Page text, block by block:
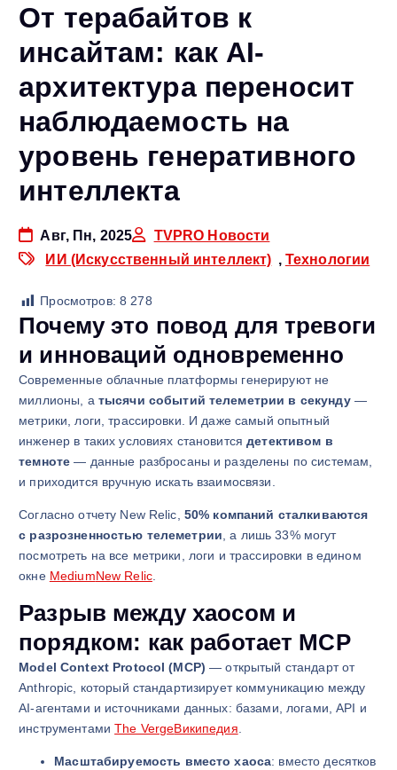
От терабайтов к
инсайтам: как AI-
архитектура переносит
наблюдаемость на
уровень генеративного
интеллекта
Авг, Пн, 2025
TVPRO Новости
ИИ (Искусственный интеллект) , Технологии
Просмотров: 8 278
Почему это повод для тревоги
и инноваций одновременно
Современные облачные платформы генерируют не
миллионы, а тысячи событий телеметрии в секунду—
метрики, логи, трассировки. И даже самый опытный
инженер в таких условиях становитсядетективом в
темноте — данные разбросаны и разделены по системам,
и приходится вручную искать взаимосвязи.
Согласно отчету New Relic, 50% компаний сталкиваются
с разрозненностью телеметрии, а лишь 33% могут
посмотреть на все метрики, логи и трассировки в едином
окне MediumNew Relic.
Разрыв между хаосом и
порядком: как работает MCP
Model Context Protocol (MCP) — открытый стандарт от
Anthropic, который стандартизирует коммуникацию между
AI-агентами и источниками данных: базами, логами, API и
инструментамиThe VergeВикипедия.
Масштабируемость вместо хаоса: вместо десятков